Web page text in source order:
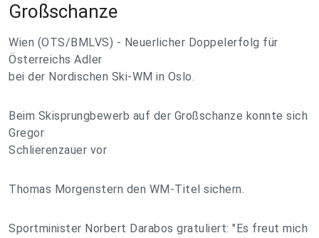
Großschanze
Wien (OTS/BMLVS) - Neuerlicher Doppelerfolg für
Österreichs Adler
bei der Nordischen Ski-WM in Oslo.
Beim Skisprungbewerb auf der Großschanze konnte sich
Gregor
Schlierenzauer vor
Thomas Morgenstern den WM-Titel sichern.
Sportminister Norbert Darabos gratuliert: "Es freut mich